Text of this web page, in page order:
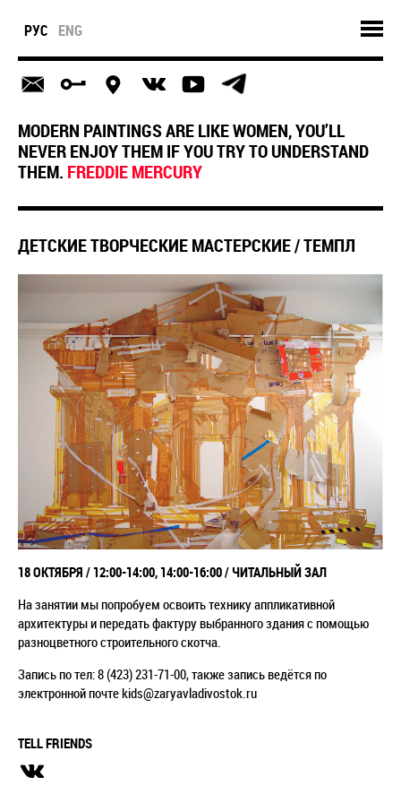
РУС ENG
MODERN PAINTINGS ARE LIKE WOMEN, YOU’LL
NEVER ENJOY THEM IF YOU TRY TO UNDERSTAND
THEM. FREDDIE MERCURY
ДЕТСКИЕ ТВОРЧЕСКИЕ МАСТЕРСКИЕ / ТЕМПЛ
18 ОКТЯБРЯ / 12:00-14:00, 14:00-16:00 / ЧИТАЛЬНЫЙ ЗАЛ
На занятии мы попробуем освоить технику аппликативной
архитектуры и передать фактуру выбранного здания с помощью
разноцветного строительного скотча.
Запись по тел: 8 (423) 231-71-00, также запись ведётся по
электронной почте kids@zaryavladivostok.ru
TELL FRIENDS